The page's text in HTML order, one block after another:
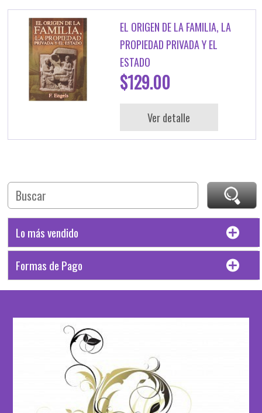
EL ORIGEN DE LA FAMILIA, LA
PROPIEDAD PRIVADA Y EL
ESTADO
$129.00
Ver detalle
Lo más vendido
Formas de Pago